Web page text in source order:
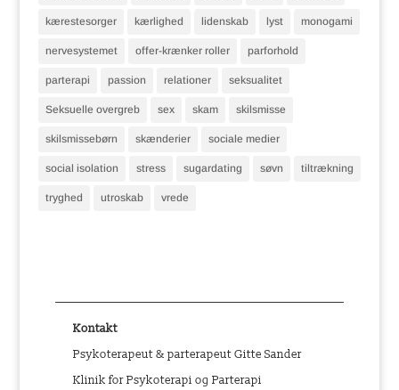
kærestesorger kærlighed lidenskab lyst monogami
nervesystemet offer-krænker roller parforhold
parterapi passion relationer seksualitet
Seksuelle overgreb sex skam skilsmisse
skilsmissebørn skænderier sociale medier
social isolation stress sugardating søvn tiltrækning
tryghed utroskab vrede
Kontakt
Psykoterapeut & parterapeut Gitte Sander
Klinik for Psykoterapi og Parterapi